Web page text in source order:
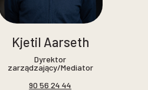
Kjetil Aarseth
Dyrektor
zarządzający/Mediator
90 56 24 44